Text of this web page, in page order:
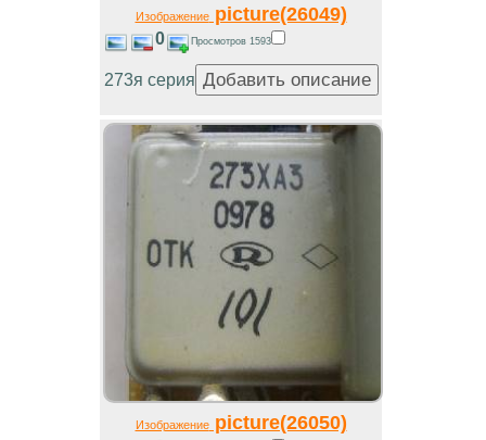
Изображениеpicture(26049)
0 Просмотров 1593
273я серия
Изображениеpicture(26050)